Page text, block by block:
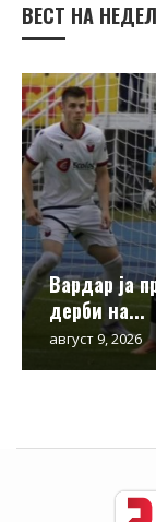
ВЕСТ НА
Вардар ја
дерби на...
август 9, 2026